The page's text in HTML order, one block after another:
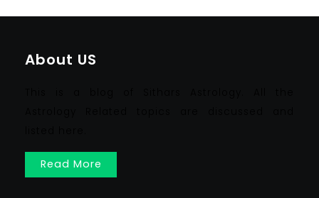
About US
Read More